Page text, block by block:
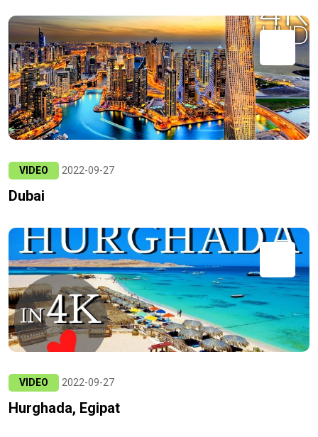
VIDEO 2022-09-27
Dubai
VIDEO 2022-09-27
Hurghada, Egipat